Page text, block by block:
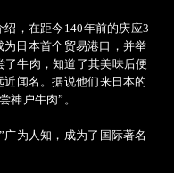
，在距今140年前的庆应3
日本首个贸易港口，并举
牛肉，知道了其美味后便
闻名。据说他们来日本的
神户牛肉”。
为人知，成为了国际著名